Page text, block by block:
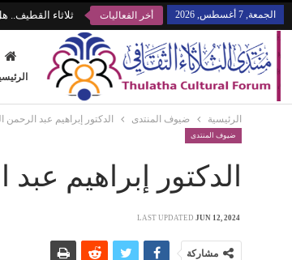
الجمعة, 7 أغسطس, 2026 أخر الفعاليات ثلاثاء القطيف..
الرئيسية ضيوف المنتدى الدكتور إبراهيم عبد الرحمن
ضيوف المنتدى
الدكتور إبراهيم
LAST UPDATED JUN 12, 2024
مشاركة